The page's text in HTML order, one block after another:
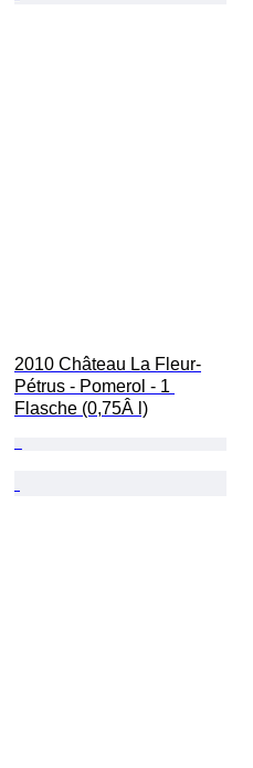
2010 Château La Fleur-
Pétrus - Pomerol - 1
Flasche (0,75Â l)